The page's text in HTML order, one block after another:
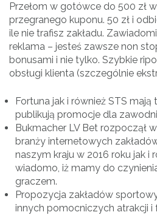
Przełom w gotówce do 500 zł
przegranego kuponu. 50 zł i
ile nie trafisz zakładu.
reklama – jesteś zawsze non
bonusami i nie tylko. Szybkie
obsługi klienta (szczególnie
Fortuna jak i również STS
publikują promocje dla
Bukmacher LV Bet rozpoczął
branży internetowych
naszym kraju w 2016 roku jak i
wiadomo, iż mamy do
graczem.
Propozycja zakładów
innych pomocniczych atrakcji i